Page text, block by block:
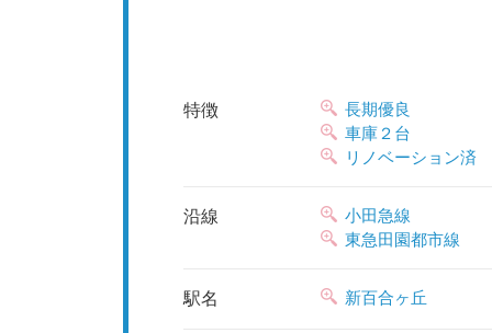
特徴
長期優良
車庫２台
リノベーション済
沿線
小田急線
東急田園都市線
駅名 新百合ヶ丘